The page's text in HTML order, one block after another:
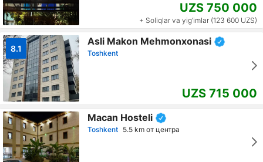
UZS 750 000
+ Soliqlar va yig‘imlar (123 600 UZS)
8.1
Asli Makon Mehmonxonasi
Toshkent
UZS 715 000
Macan Hosteli
Toshkent 5.5 km от центра